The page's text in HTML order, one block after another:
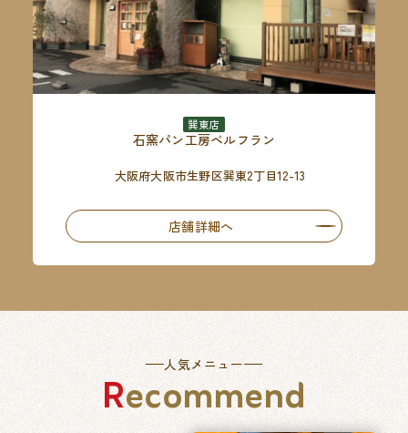
巽東店
石窯パン工房ベルフラン
大阪府大阪市生野区巽東2丁目12-13
店舗詳細へ
人気メニュー
Recommend